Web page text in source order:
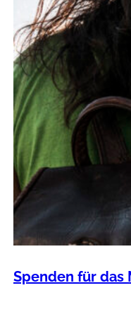
Spenden für das